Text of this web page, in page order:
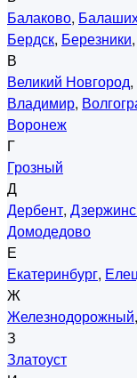
Балаково,
Бердск, Березники,
В
Великий Новгород,
Владимир,
Воронеж
Г
Грозный
Д
Дербент,
Домодедово
Е
Екатеринбург,
Ж
Железнодорожный,
З
Златоуст